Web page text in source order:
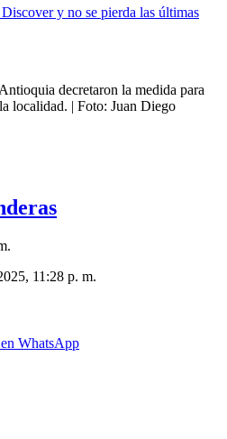
y no se pierda las últimas
decretaron la medida para
localidad. | Foto: Juan Diego
11:28 p. m.
WhatsApp